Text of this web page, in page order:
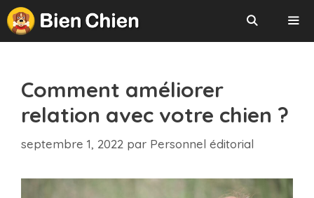
Aller
au
contenu
Comment améliorer
relation avec votre chien ?
septembre 1, 2022 par Personnel éditorial